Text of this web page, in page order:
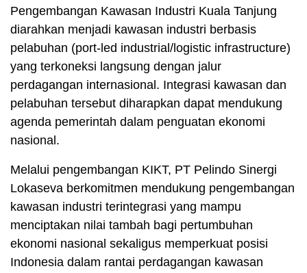
Pengembangan Kawasan Industri Kuala Tanjung
diarahkan menjadi kawasan industri berbasis
pelabuhan (port-led industrial/logistic infrastructure)
yang terkoneksi langsung dengan jalur
perdagangan internasional. Integrasi kawasan dan
pelabuhan tersebut diharapkan dapat mendukung
agenda pemerintah dalam penguatan ekonomi
nasional.
Melalui pengembangan KIKT, PT Pelindo Sinergi
Lokaseva berkomitmen mendukung pengembangan
kawasan industri terintegrasi yang mampu
menciptakan nilai tambah bagi pertumbuhan
ekonomi nasional sekaligus memperkuat posisi
Indonesia dalam rantai perdagangan kawasan